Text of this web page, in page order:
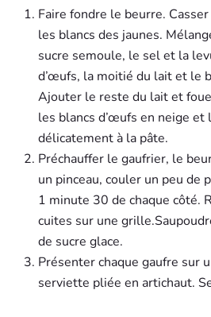
Faire fondre le beurre.
les blancs des jaunes.
sucre semoule, le sel et la
d’œufs, la moitié du lait et le
Ajouter le reste du lait et
les blancs d’œufs en neige et
délicatement à la pâte.
Préchauffer le gaufrier, le
un pinceau, couler un peu de
1 minute 30 de chaque côté.
cuites sur une
de sucre glace.
Présenter chaque gaufre sur
serviette pliée en artichaut.